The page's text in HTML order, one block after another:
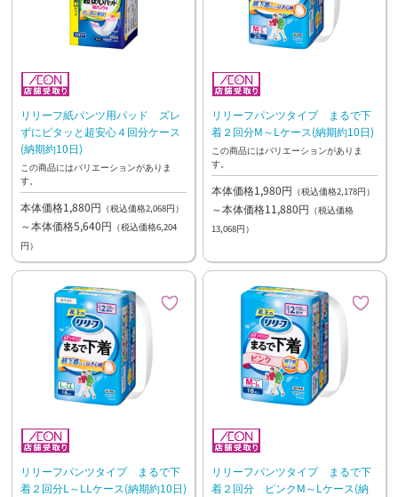
リリーフ紙パンツ用パッド ズレ
ずにピタッと超安心４回分ケース
(納期約10日)
この商品にはバリエーションがありま
す。
本体価格1,880円 （税込価格2,068円）
～本体価格5,640円 （税込価格6,204
円）
リリーフパンツタイプ まるで下
着２回分M～Lケース(納期約10日)
この商品にはバリエーションがありま
す。
本体価格1,980円 （税込価格2,178円）
～本体価格11,880円 （税込価格
13,068円）
リリーフパンツタイプ まるで下
着２回分L～LLケース(納期約10日)
リリーフパンツタイプ まるで下
着２回分 ピンクM～Lケース(納